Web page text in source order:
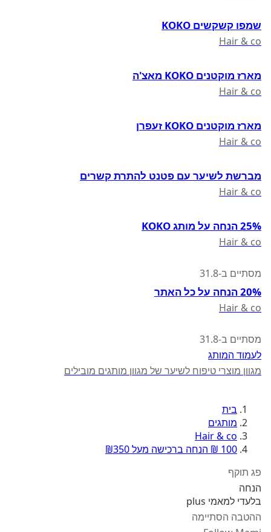
שמפו קשקשים KOKO
Hair & co
מארז מוקטנים KOKO מאצ'ה
Hair & co
מארז מוקטנים KOKO זעפרן
Hair & co
מברשת לשיער עם פטנט להתרת קשרים
Hair & co
25% הנחה על מותג KOKO
Hair & co
מסתיים ב-31.8
20% הנחה על כל האתר
Hair & co
מסתיים ב-31.8
לעמוד המותג
מגוון מוצרי טיפוח לשיער של מגוון מותגים מובילים
בית
מותגים
Hair & co
100 ₪ הנחה ברכישה מעל ₪350
פג תוקף
הנחה
בלעדי למאמי plus
ההטבה הסתיימה